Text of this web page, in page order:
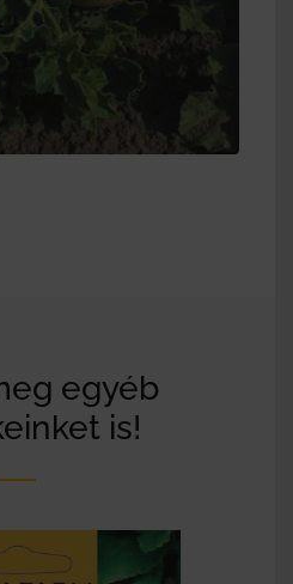
egyéb
is!